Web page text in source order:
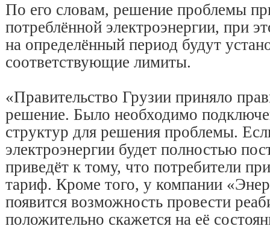
По его словам, решение проблемы
потреблённой электроэнергии, при
на определённый период будут
соответствующие лимиты.
«Правительство Грузии приняло
решение. Было необходимо
структур для решения проблемы.
электроэнергии будет полностью
приведёт к тому, что потребители
тариф. Кроме того, у компании
появится возможность провести
положительно скажется на её